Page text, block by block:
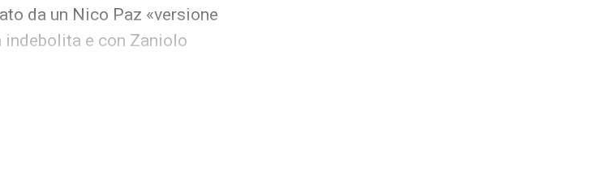
da un Nico Paz «versione
indebolita e con Zaniolo
là davanti e non sarà